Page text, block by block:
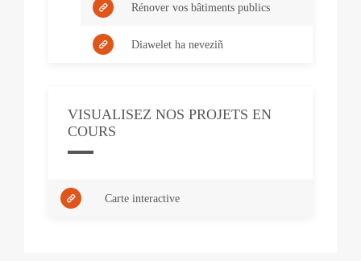
Rénover vos bâtiments publics
Diawelet ha neveziñ
VISUALISEZ NOS PROJETS EN
COURS
Carte interactive